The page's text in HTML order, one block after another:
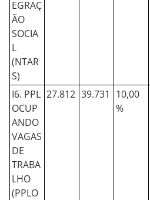
EGRAÇ
ÃO
SOCIA
L
(NTAR
S)
I6. PPL
OCUP
ANDO
VAGAS
DE
TRABA
LHO
(PPLO
27.812 39.731
10,00
%